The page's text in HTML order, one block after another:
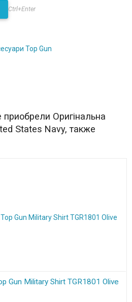
Ctrl+Enter
Top Gun
Оригінальна
States Navy, также
Gun Military Shirt TGR1801 Olive